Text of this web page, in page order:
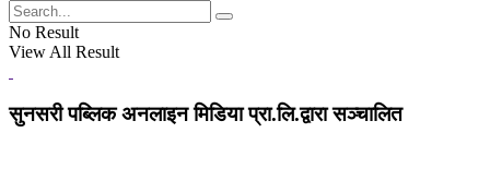
No Result
View All Result
सुनसरी पब्लिक अनलाइन मिडिया प्रा.लि.द्वारा सञ्चालित